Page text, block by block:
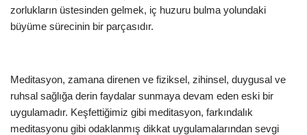
zorlukların üstesinden gelmek, iç huzuru bulma yolundaki
büyüme sürecinin bir parçasıdır.
Meditasyon, zamana direnen ve fiziksel, zihinsel, duygusal ve
ruhsal sağlığa derin faydalar sunmaya devam eden eski bir
uygulamadır. Keşfettiğimiz gibi meditasyon, farkındalık
meditasyonu gibi odaklanmış dikkat uygulamalarından sevgi